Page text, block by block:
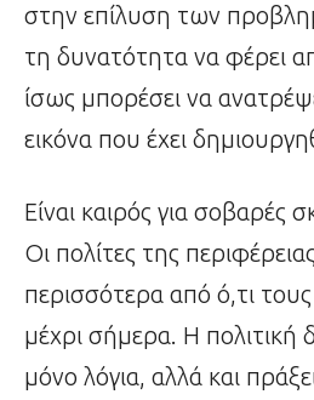
στην επίλυση των
τη δυνατότητα να φέρει
ίσως μπορέσει να
εικόνα που έχει
Είναι καιρός για σοβαρές
Οι πολίτες της
περισσότερα από ό,τι
μέχρι σήμερα. Η πολιτική
μόνο λόγια, αλλά και